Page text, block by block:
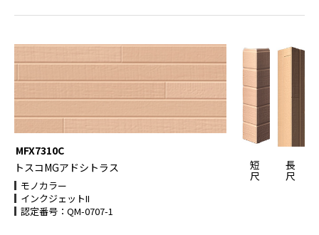
短
尺
長
尺
MFX7310C
トスコMGアドシトラス
モノカラー
インクジェットII
認定番号：QM-0707-1